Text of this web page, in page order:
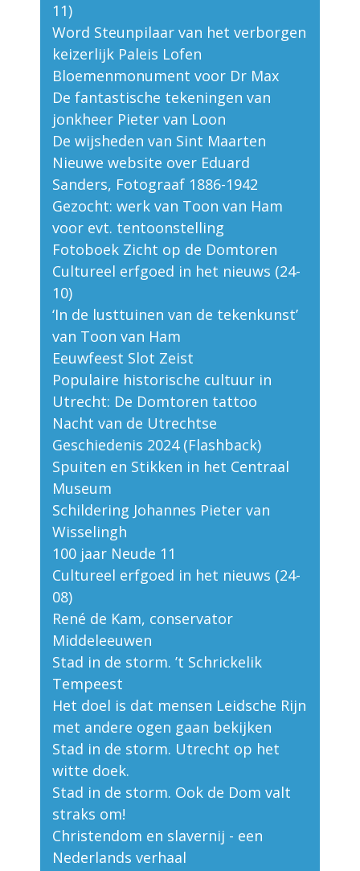
11)
Word Steunpilaar van het verborgen
keizerlijk Paleis Lofen
Bloemenmonument voor Dr Max
De fantastische tekeningen van
jonkheer Pieter van Loon
De wijsheden van Sint Maarten
Nieuwe website over Eduard
Sanders, Fotograaf 1886-1942
Gezocht: werk van Toon van Ham
voor evt. tentoonstelling
Fotoboek Zicht op de Domtoren
Cultureel erfgoed in het nieuws (24-
10)
‘In de lusttuinen van de tekenkunst’
van Toon van Ham
Eeuwfeest Slot Zeist
Populaire historische cultuur in
Utrecht: De Domtoren tattoo
Nacht van de Utrechtse
Geschiedenis 2024 (Flashback)
Spuiten en Stikken in het Centraal
Museum
Schildering Johannes Pieter van
Wisselingh
100 jaar Neude 11
Cultureel erfgoed in het nieuws (24-
08)
René de Kam, conservator
Middeleeuwen
Stad in de storm. ’t Schrickelik
Tempeest
Het doel is dat mensen Leidsche Rijn
met andere ogen gaan bekijken
Stad in de storm. Utrecht op het
witte doek.
Stad in de storm. Ook de Dom valt
straks om!
Christendom en slavernij - een
Nederlands verhaal